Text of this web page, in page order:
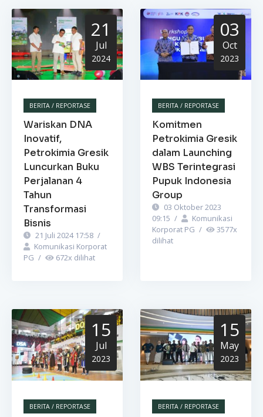
21
Jul
2024
BERITA / REPORTASE
Wariskan DNA
Inovatif,
Petrokimia Gresik
Luncurkan Buku
Perjalanan 4
Tahun
Transformasi
Bisnis
21 Juli 2024 17:58 /
Komunikasi Korporat
PG / 672x dilihat
03
Oct
2023
BERITA / REPORTASE
Komitmen
Petrokimia Gresik
dalam Launching
WBS Terintegrasi
Pupuk Indonesia
Group
03 Oktober 2023
09:15 /
Komunikasi
Korporat PG / 3577x
dilihat
15
Jul
2023
BERITA / REPORTASE
15
May
2023
BERITA / REPORTASE